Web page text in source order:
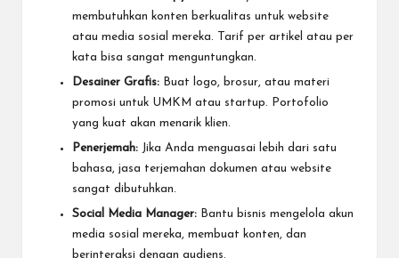
membutuhkan konten berkualitas untuk website
atau media sosial mereka. Tarif per artikel atau per
kata bisa sangat menguntungkan.
Desainer Grafis: Buat logo, brosur, atau materi
promosi untuk UMKM atau startup. Portofolio
yang kuat akan menarik klien.
Penerjemah: Jika Anda menguasai lebih dari satu
bahasa, jasa terjemahan dokumen atau website
sangat dibutuhkan.
Social Media Manager: Bantu bisnis mengelola akun
media sosial mereka, membuat konten, dan
berinteraksi dengan audiens.